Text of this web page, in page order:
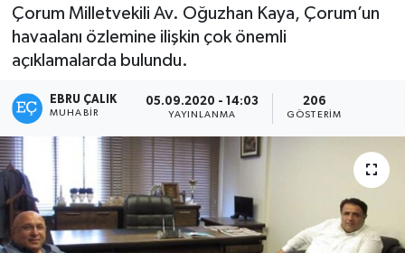
Çorum Milletvekili Av. Oğuzhan Kaya, Çorum’un
havaalanı özlemine ilişkin çok önemli
açıklamalarda bulundu.
EBRU ÇALIK
MUHABIR
05.09.2020 - 14:03
YAYINLANMA
206
GÖSTERIM